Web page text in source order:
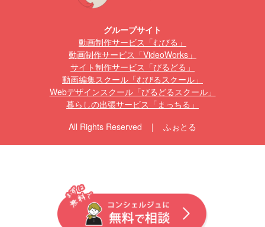
グループサイト
動画制作サービス「むびる」
動画制作サービス「VideoWorks」
サイト制作サービス「びるどる」
動画編集スクール「むびるスクール」
Webデザインスクール「びるどるスクール」
暮らしの出張サービス「まっちる」
All Rights Reserved | ふぉとる